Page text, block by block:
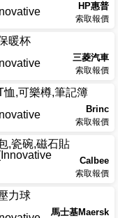
HP惠普
索取報價
三菱汽車
索取報價
Brinc
索取報價
Calbee
索取報價
馬士基Maersk